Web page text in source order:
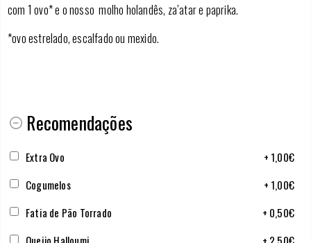
com 1 ovo* e o nosso molho holandês, za’atar e paprika.
*ovo estrelado, escalfado ou mexido.
Recomendações
Extra Ovo + 1,00€
Cogumelos
+ 1,00€
Fatia de Pão Torrado
+ 0,50€